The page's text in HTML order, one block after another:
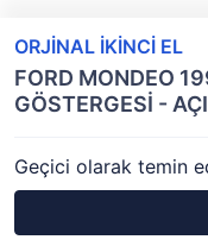
ORJİNAL İKİNCİ EL
FORD MONDEO
GÖSTERGESİ -
Geçici olarak temin